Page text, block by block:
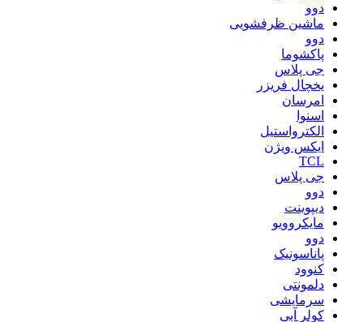
دوو
ماشین ظرفشویی
دوو
پاکشوما
جی پلاس
یخچال فریزر
امرسان
اسنوا
الکترواستیل
ایکس ویژن
TCL
جی پلاس
دوو
دیپوینت
مایکروویو
دوو
پاناسونیک
کنوود
دلمونتی
سرمایشی
کولر آبی